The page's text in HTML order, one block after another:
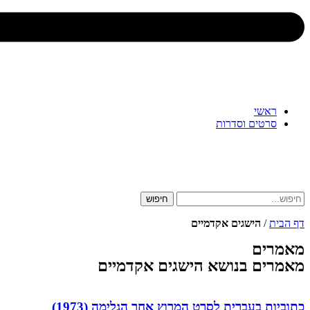
ראשי
סרטים וסדרות
חיפוש
דף הבית/ הישגים אקדמיים
מאמרים
מאמרים בנושא הישגים אקדמיים
כתוביות בעברית לסרט המרוץ אחר הגלימה (1973)